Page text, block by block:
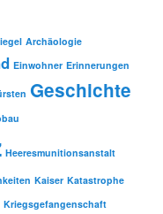
Archäologie
Einwohner Erinnerungen
Geschichte
Heeresmunitionsanstalt
Kaiser Katastrophe
Kriegsgefangenschaft